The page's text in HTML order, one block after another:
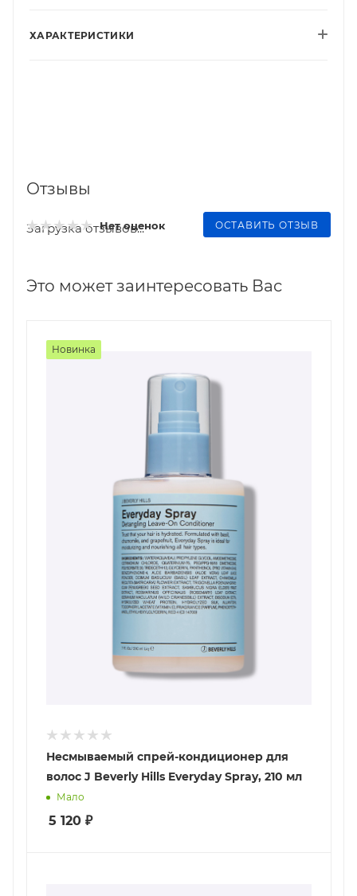
ХАРАКТЕРИСТИКИ
Отзывы
Нет оценок ОСТАВИТЬ ОТЗЫВ
Загрузка отзывов...
Это может заинтересовать Вас
Новинка
Несмываемый спрей-кондиционер для
волос J Beverly Hills Everyday Spray, 210 мл
Мало
5 120 ₽